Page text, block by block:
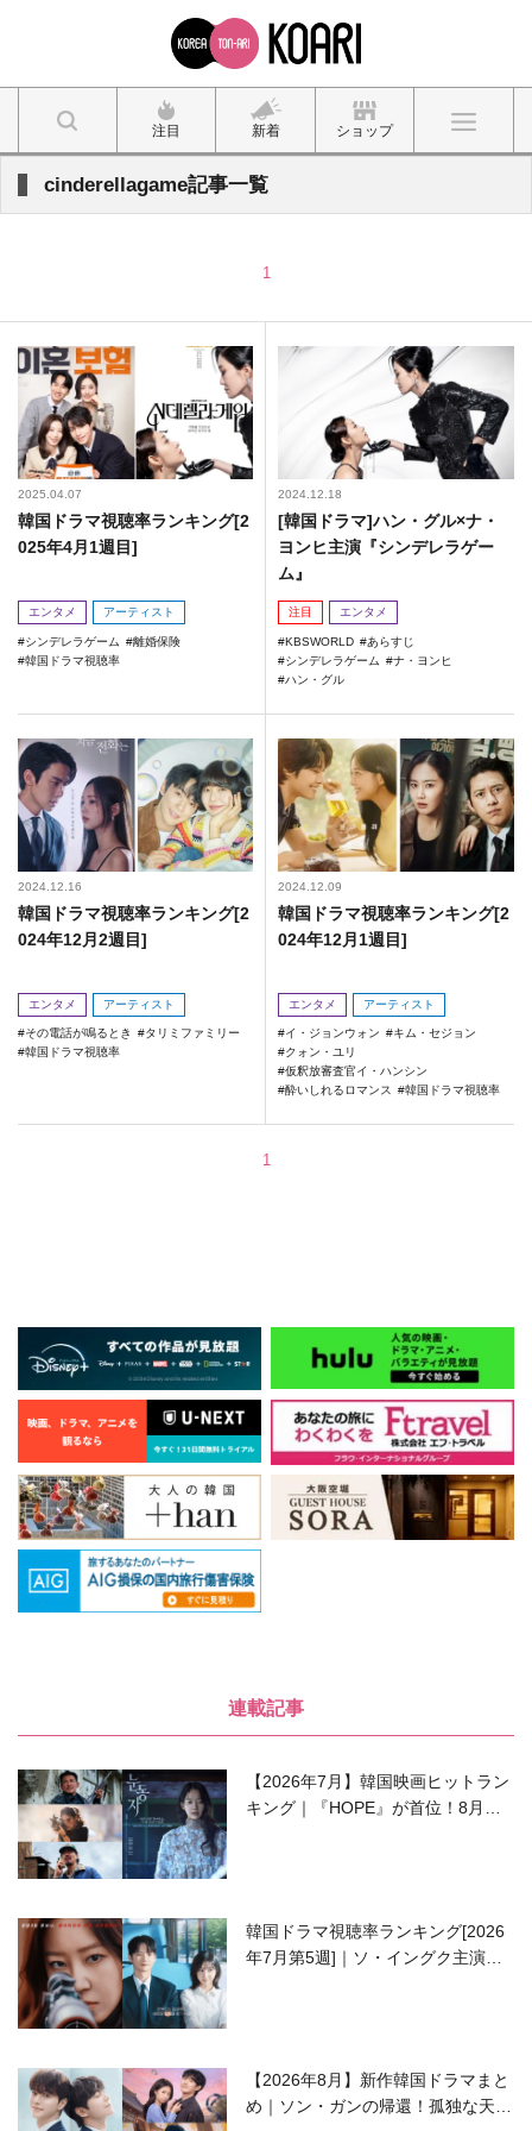
注目 新着 ショップ
cinderellagame記事一覧
1
2025.04.07
韓国ドラマ視聴率ランキング[2
025年4月1週目]
エンタメ アーティスト
シンデレラゲーム
離婚保険
韓国ドラマ視聴率
2024.12.18
[韓国ドラマ]ハン・グル×ナ・
ヨンヒ主演『シンデレラゲー
ム』
注目 エンタメ
KBSWORLD
あらすじ
シンデレラゲーム
ナ・ヨンヒ
ハン・グル
2024.12.16
韓国ドラマ視聴率ランキング[2
024年12月2週目]
エンタメ アーティスト
その電話が鳴るとき
タリミファミリー
韓国ドラマ視聴率
2024.12.09
韓国ドラマ視聴率ランキング[2
024年12月1週目]
エンタメ アーティスト
イ・ジョンウォン
キム・セジョン
クォン・ユリ
仮釈放審査官イ・ハンシン
酔いしれるロマンス
韓国ドラマ視聴率
1
連載記事
【2026年7月】韓国映画ヒットラン
キング｜『HOPE』が首位！8月公
韓国ドラマ視聴率ランキング[2026
年7月第5週]｜ソ・イングク主演の
【2026年8月】新作韓国ドラマまと
め｜ソン・ガンの帰還！孤独な天才